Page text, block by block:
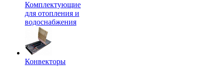
Комплектующие
для отопления и
водоснабжения
Конвекторы